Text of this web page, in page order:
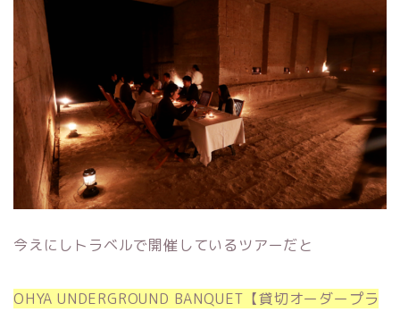
今えにしトラベルで開催しているツアーだと
OHYA UNDERGROUND BANQUET【貸切オーダープラ